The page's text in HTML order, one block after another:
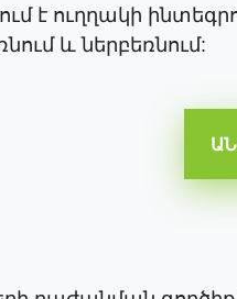
է ուղղակի
և ներբեռնում: